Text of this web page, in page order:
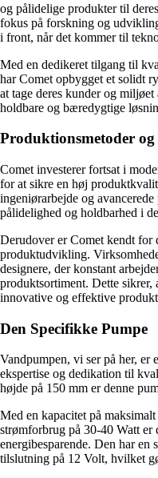
og pålidelige produkter til
fokus på forskning og
i front, når det kommer til
Med en dedikeret tilgang til
har Comet opbygget et solidt
at tage deres kunder og
holdbare og bæredygtige
Produktionsmetoder
Comet investerer fortsat i
for at sikre en høj
ingeniørarbejde og
pålidelighed og holdbarhed i
Derudover er Comet kendt for
produktudvikling.
designere, der konstant
produktsortiment. Dette sikrer,
innovative og effektive
Den Specifikke Pumpe
Vandpumpen, vi ser på her, er
ekspertise og dedikation til
højde på 150 mm er denne
Med en kapacitet på
strømforbrug på 30-40 Watt er
energibesparende. Den har en
tilslutning på 12 Volt, hvilket